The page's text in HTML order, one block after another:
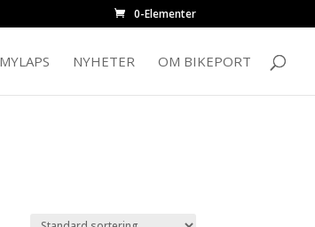
0-Elementer
MYLAPS NYHETER OM BIKEPORT